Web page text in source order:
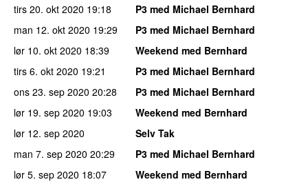
tirs 20. okt 2020 19:18
P3 med Michael Bernhard
man 12. okt 2020 19:29
P3 med Michael Bernhard
lør 10. okt 2020 18:39
Weekend med Bernhard
tirs 6. okt 2020 19:21
P3 med Michael Bernhard
ons 23. sep 2020 20:28
P3 med Michael Bernhard
lør 19. sep 2020 19:03
Weekend med Bernhard
lør 12. sep 2020
Selv Tak
man 7. sep 2020 20:29
P3 med Michael Bernhard
lør 5. sep 2020 18:07
Weekend med Bernhard